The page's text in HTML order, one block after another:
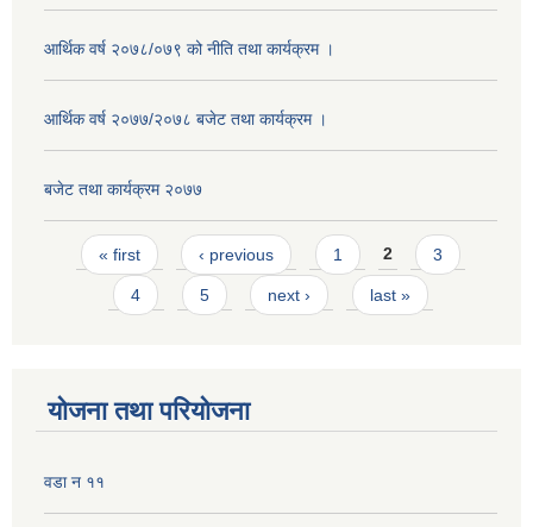
आर्थिक वर्ष २०७८/०७९ को नीति तथा कार्यक्रम ।
आर्थिक वर्ष २०७७/२०७८ बजेट तथा कार्यक्रम ।
बजेट तथा कार्यक्रम २०७७
Pages
« first ‹ previous 1 2 3
4 5 next › last »
योजना तथा परियोजना
वडा न ११